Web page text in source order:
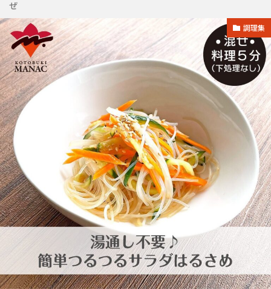
ぜ
調理集